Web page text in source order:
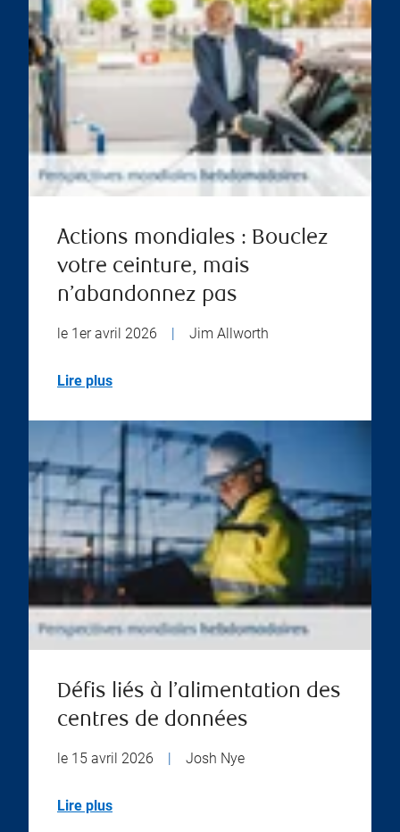
Actions mondiales : Bouclez
votre ceinture, mais
n’abandonnez pas
le 1er avril 2026 | Jim Allworth
Lire plus
Défis liés à l’alimentation des
centres de données
le 15 avril 2026 | Josh Nye
Lire plus